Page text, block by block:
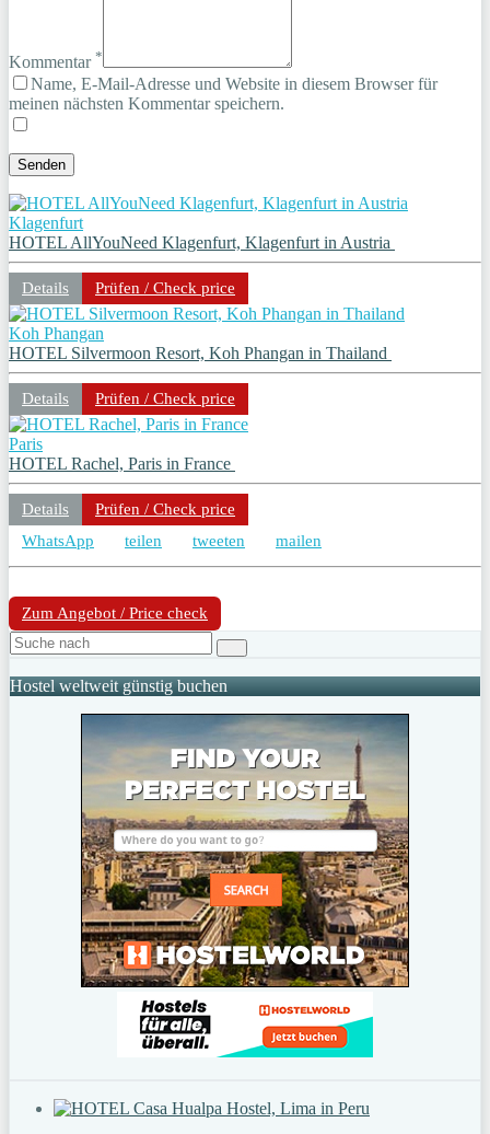
Kommentar *
Name, E-Mail-Adresse und Website in diesem Browser für
meinen nächsten Kommentar speichern.
Klagenfurt
HOTEL AllYouNeed Klagenfurt, Klagenfurt in Austria
Details Prüfen / Check price
Koh Phangan
HOTEL Silvermoon Resort, Koh Phangan in Thailand
Details Prüfen / Check price
Paris
HOTEL Rachel, Paris in France
Details
Prüfen / Check price
WhatsApp
teilen tweeten mailen
Zum Angebot / Price check
Hostel weltweit günstig buchen